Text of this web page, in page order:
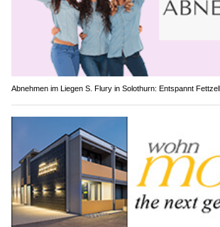
Abnehmen im Liegen S. Flury in Solothurn: Entspannt